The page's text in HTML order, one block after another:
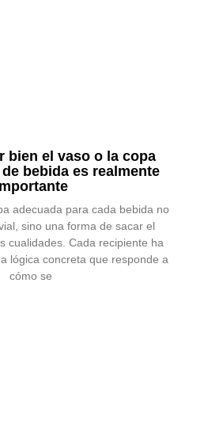
bien el vaso o la copa
bebida es realmente
adecuada para cada bebida no
sino una forma de sacar el
cualidades. Cada recipiente ha
lógica concreta que responde a
cómo se